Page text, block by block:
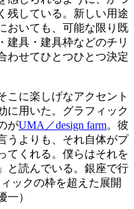
残している。新しい用途
おいても、可能な限り既
建具・建具枠などのチリ
わせてひとつひとつ決定
こに楽しげなアクセント
に用いた。グラフィック
がUMA／design farm。彼
うよりも、それ自体がプ
てくれる。僕らはそれを
と読んでいる。銀座で行
ックの枠を超えた展開
一）